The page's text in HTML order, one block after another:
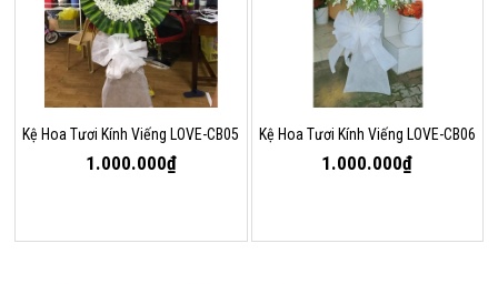
Kệ Hoa Tươi Kính Viếng LOVE-CB05
1.000.000₫
Kệ Hoa Tươi Kính Viếng LOVE-CB06
1.000.000₫